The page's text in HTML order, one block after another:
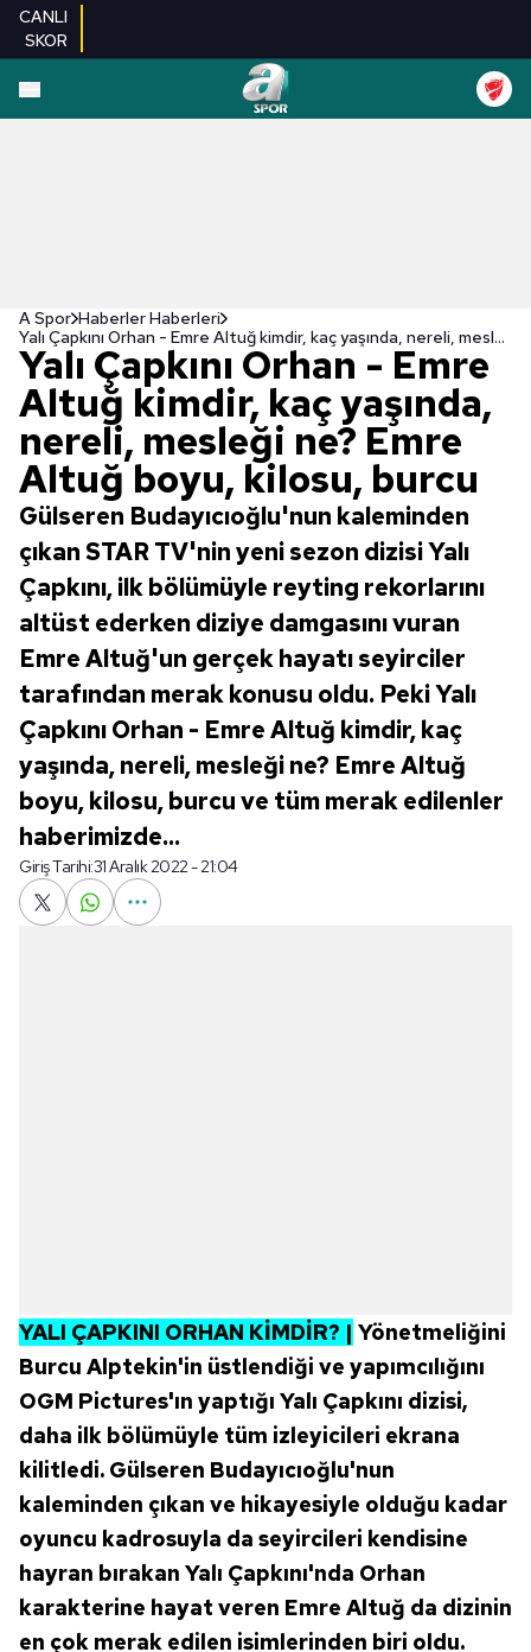
CANLI
SKOR
A Spor Haberler Haberleri
Yalı Çapkını Orhan - Emre Altuğ kimdir, kaç yaşında, nereli, mesleği ne? Emre Altuğ boyu, kilosu, burcu
Yalı Çapkını Orhan - Emre
Altuğ kimdir, kaç yaşında,
nereli, mesleği ne? Emre
Altuğ boyu, kilosu, burcu
Gülseren Budayıcıoğlu'nun kaleminden
çıkan STAR TV'nin yeni sezon dizisi Yalı
Çapkını, ilk bölümüyle reyting rekorlarını
altüst ederken diziye damgasını vuran
Emre Altuğ'un gerçek hayatı seyirciler
tarafından merak konusu oldu. Peki Yalı
Çapkını Orhan - Emre Altuğ kimdir, kaç
yaşında, nereli, mesleği ne? Emre Altuğ
boyu, kilosu, burcu ve tüm merak edilenler
haberimizde...
Giriş Tarihi:31 Aralık 2022 - 21:04
YALI ÇAPKINI ORHAN KİMDİR? | Yönetmeliğini
Burcu Alptekin'in üstlendiği ve yapımcılığını
OGM Pictures'ın yaptığı Yalı Çapkını dizisi,
daha ilk bölümüyle tüm izleyicileri ekrana
kilitledi. Gülseren Budayıcıoğlu'nun
kaleminden çıkan ve hikayesiyle olduğu kadar
oyuncu kadrosuyla da seyircileri kendisine
hayran bırakan Yalı Çapkını'nda Orhan
karakterine hayat veren Emre Altuğ da dizinin
en çok merak edilen isimlerinden biri oldu.